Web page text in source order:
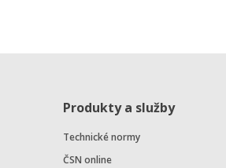
Produkty a služby
Technické normy
ČSN online